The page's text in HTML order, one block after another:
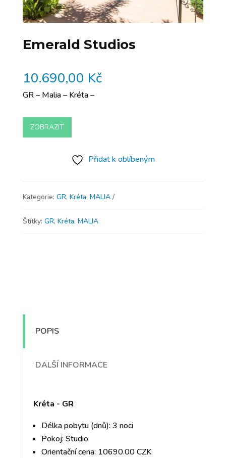
Emerald Studios
10.690,00 Kč
GR – Malia – Kréta –
ZOBRAZIT
Přidat k oblíbeným
Kategorie: GR, Kréta, MALIA
Štítky: GR, Kréta, MALIA
POPIS
DALŠÍ INFORMACE
Kréta - GR
Délka pobytu (dnů): 3 noci
Pokoj: Studio
Orientační cena: 10690.00 CZK